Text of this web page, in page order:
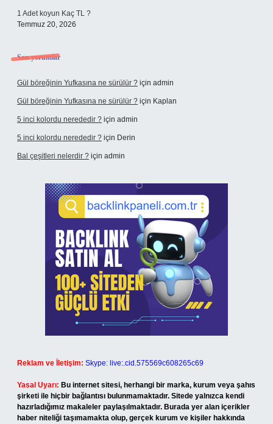
1 Adet koyun Kaç TL ?
Temmuz 20, 2026
Son yorumlar
Gül böreğinin Yufkasına ne sürülür ? için admin
Gül böreğinin Yufkasına ne sürülür ? için Kaplan
5 inci kolordu nerededir ? için admin
5 inci kolordu nerededir ? için Derin
Bal çeşitleri nelerdir ? için admin
Reklam ve İletişim: Skype: live:.cid.575569c608265c69
Yasal Uyarı: Bu internet sitesi, herhangi bir marka, kurum veya şahıs
şirketi ile hiçbir bağlantısı bulunmamaktadır. Sitede yalnızca kendi
hazırladığımız makaleler paylaşılmaktadır. Burada yer alan içerikler
haber niteliği taşımamakta olup, gerçek kurum ve kişiler hakkında